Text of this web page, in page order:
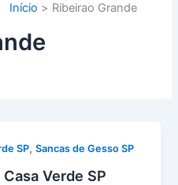
Início Ribeirao Grande
SP,Sancas de Gesso SP
Verde SP